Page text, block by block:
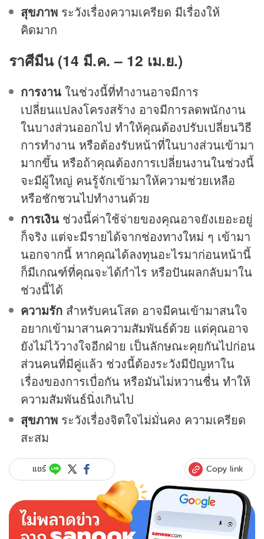
สุขภาพ ระวังเรื่องความเครียด มีเรื่องให้
คิดมาก
ราศีมีน (14 มี.ค. – 12 เม.ย.)
การงาน ในช่วงนี้ที่ทำงานอาจมีการ
เปลี่ยนแปลงโครงสร้าง อาจมีการลดพนักงาน
ในบางส่วนออกไป ทำให้คุณต้องปรับเปลี่ยนวิธี
การทำงาน หรือต้องรับหน้าที่ในบางส่วนเข้ามา
มากขึ้น หรือถ้าคุณต้องการเปลี่ยนงานในช่วงนี้
จะมีผู้ใหญ่ คนรู้จักเข้ามาให้ความช่วยเหลือ
หรือชักชวนไปทำงานด้วย
การเงิน ช่วงนี้ค่าใช้จ่ายของคุณอาจยังเยอะอยู่
ก็จริง แต่จะมีรายได้จากช่องทางใหม่ ๆ เข้ามา
นอกจากนี้ หากคุณได้ลงทุนอะไรมาก่อนหน้านี้
ก็มีเกณฑ์ที่คุณจะได้กำไร หรือปันผลกลับมาใน
ช่วงนี้ได้
ความรัก สำหรับคนโสด อาจมีคนเข้ามาสนใจ
อยากเข้ามาสานความสัมพันธ์ด้วย แต่คุณอาจ
ยังไม่ไว้วางใจอีกฝ่าย เป็นลักษณะคุยกันไปก่อน
ส่วนคนที่มีคู่แล้ว ช่วงนี้ต้องระวังมีปัญหาใน
เรื่องของการเบื่อกัน หรือมันไม่หวานชื่น ทำให้
ความสัมพันธ์นิ่งเกินไป
สุขภาพ ระวังเรื่องจิตใจไม่มั่นคง ความเครียด
สะสม
แชร์ Copy link